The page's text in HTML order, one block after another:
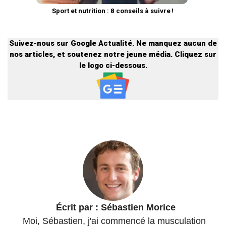
Sport et nutrition : 8 conseils à suivre !
Suivez-nous sur Google Actualité. Ne manquez aucun de
nos articles, et soutenez notre jeune média. Cliquez sur
le logo ci-dessous.
Écrit par : Sébastien Morice
Moi, Sébastien, j'ai commencé la musculation